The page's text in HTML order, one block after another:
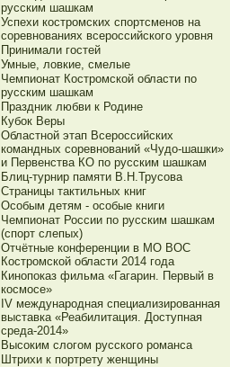
русским шашкам
Успехи костромских спортсменов на
соревнованиях всероссийского уровня
Принимали гостей
Умные, ловкие, смелые
Чемпионат Костромской области по
русским шашкам
Праздник любви к Родине
Кубок Веры
Областной этап Всероссийских
командных соревнований «Чудо-шашки»
и Первенства КО по русским шашкам
Блиц-турнир памяти В.Н.Трусова
Страницы тактильных книг
Особым детям - особые книги
Чемпионат России по русским шашкам
(спорт слепых)
Отчётные конференции в МО ВОС
Костромской области 2014 года
Кинопоказ фильма «Гагарин. Первый в
космосе»
IV международная специализированная
выставка «Реабилитация. Доступная
среда-2014»
Высоким слогом русского романса
Штрихи к портрету женщины